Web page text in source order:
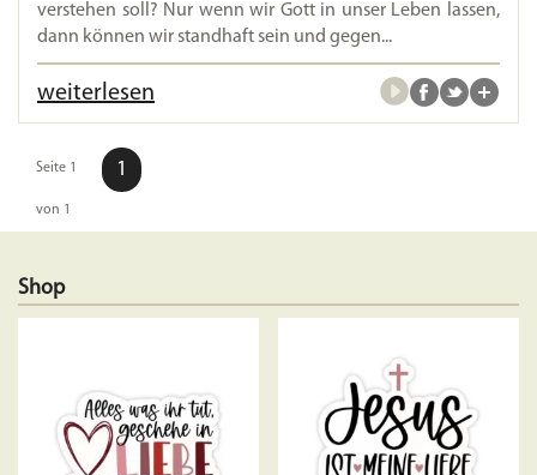
verstehen soll? Nur wenn wir Gott in unser Leben lassen,
dann können wir standhaft sein und gegen...
weiterlesen
Seite 1
von 1
1
Shop